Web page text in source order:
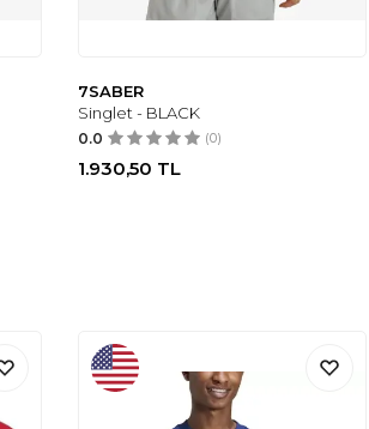
7SABER
Singlet - BLACK
0.0 (0)
1.930,50 TL